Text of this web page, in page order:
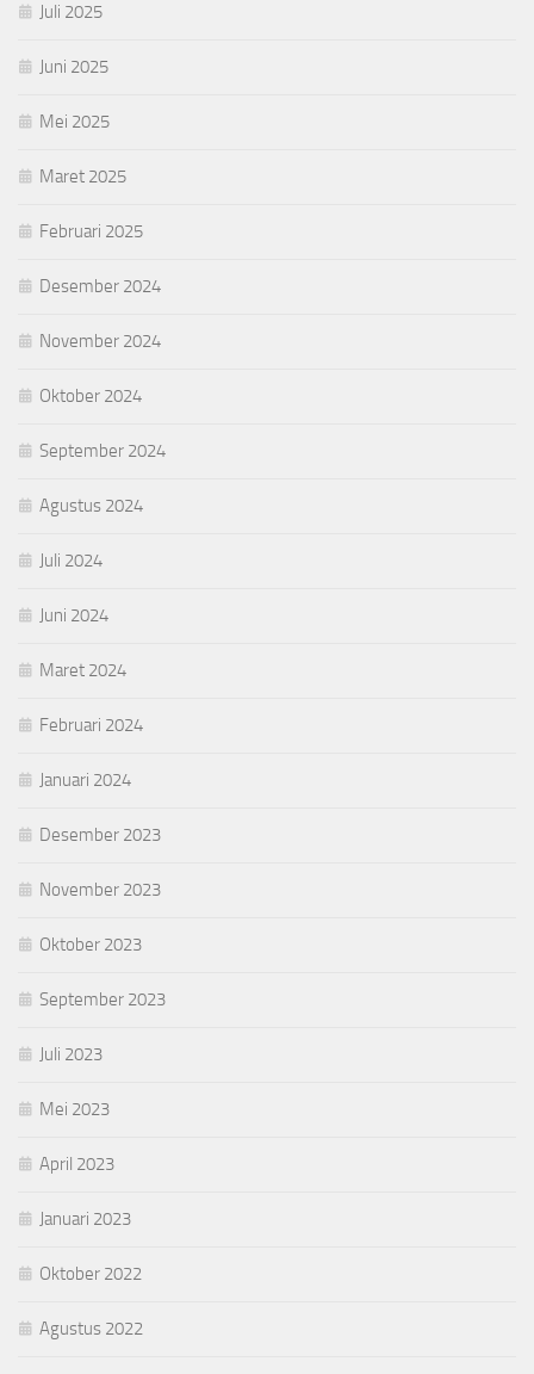
Juli 2025
Juni 2025
Mei 2025
Maret 2025
Februari 2025
Desember 2024
November 2024
Oktober 2024
September 2024
Agustus 2024
Juli 2024
Juni 2024
Maret 2024
Februari 2024
Januari 2024
Desember 2023
November 2023
Oktober 2023
September 2023
Juli 2023
Mei 2023
April 2023
Januari 2023
Oktober 2022
Agustus 2022